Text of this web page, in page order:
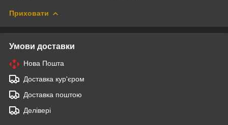
Приховати
Умови доставки
Нова Пошта
Доставка кур'єром
Доставка поштою
Делівері